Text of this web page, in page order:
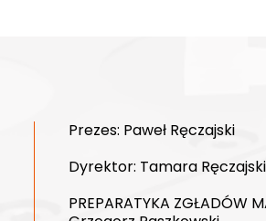
Prezes: Paweł Ręczajski
Dyrektor: Tamara Ręczajski
PREPARATYKA ZGŁADÓW